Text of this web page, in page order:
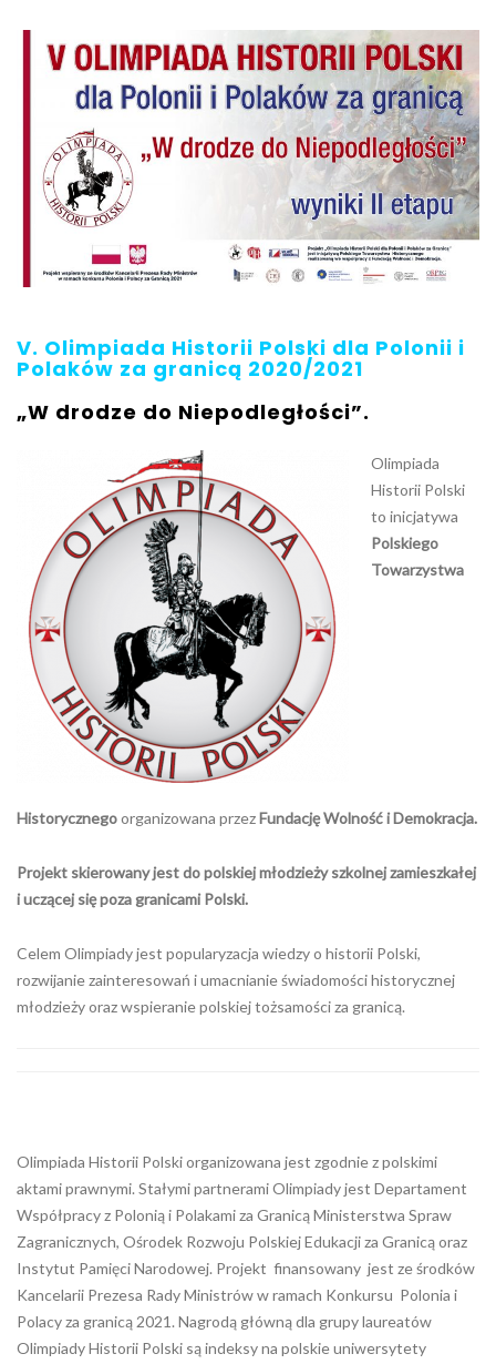
V. Olimpiada Historii Polski dla Polonii i
Polaków za granicą 2020/2021
„W drodze do Niepodległości”.
Olimpiada
Historii Polski
to inicjatywa
Polskiego
Towarzystwa
Historycznegoorganizowana przezFundację Wolność i Demokracja.
Projekt skierowany jest do polskiej młodzieży szkolnej zamieszkałej
i uczącej się poza granicami Polski.
Celem Olimpiady jest popularyzacja wiedzy o historii Polski,
rozwijanie zainteresowań i umacnianie świadomości historycznej
młodzieży oraz wspieranie polskiej tożsamości za granicą.
Olimpiada Historii Polski organizowana jest zgodnie z polskimi
aktami prawnymi. Stałymi partnerami Olimpiady jest Departament
Współpracy z Polonią i Polakami za Granicą Ministerstwa Spraw
Zagranicznych, Ośrodek Rozwoju Polskiej Edukacji za Granicą oraz
Instytut Pamięci Narodowej. Projekt finansowany jest ze środków
Kancelarii Prezesa Rady Ministrów w ramach Konkursu Polonia i
Polacy za granicą 2021. Nagrodą główną dla grupy laureatów
Olimpiady Historii Polski są indeksy na polskie uniwersytety